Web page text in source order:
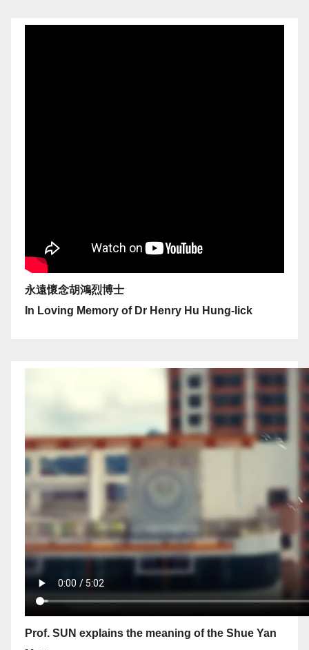
永遠懷念胡鴻烈博士
In Loving Memory of Dr Henry Hu Hung-lick
Prof. SUN explains the meaning of the Shue Yan